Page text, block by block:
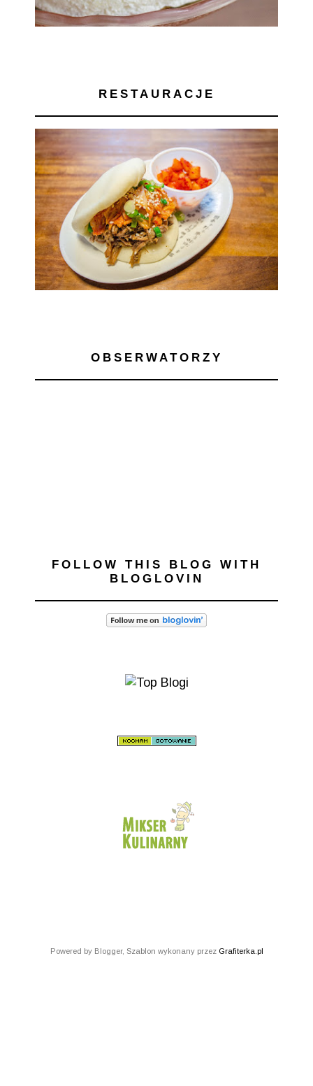
RESTAURACJE
OBSERWATORZY
FOLLOW THIS BLOG WITH
BLOGLOVIN
Powered by Blogger, Szablon wykonany przez Grafiterka.pl